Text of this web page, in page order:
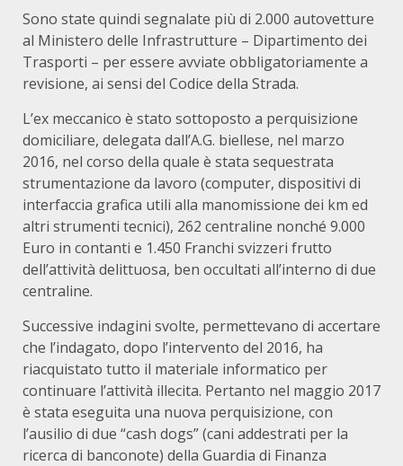
Sono state quindi segnalate più di 2.000 autovetture
al Ministero delle Infrastrutture – Dipartimento dei
Trasporti – per essere avviate obbligatoriamente a
revisione, ai sensi del Codice della Strada.
L’ex meccanico è stato sottoposto a perquisizione
domiciliare, delegata dall’A.G. biellese, nel marzo
2016, nel corso della quale è stata sequestrata
strumentazione da lavoro (computer, dispositivi di
interfaccia grafica utili alla manomissione dei km ed
altri strumenti tecnici), 262 centraline nonché 9.000
Euro in contanti e 1.450 Franchi svizzeri frutto
dell’attività delittuosa, ben occultati all’interno di due
centraline.
Successive indagini svolte, permettevano di accertare
che l’indagato, dopo l’intervento del 2016, ha
riacquistato tutto il materiale informatico per
continuare l’attività illecita. Pertanto nel maggio 2017
è stata eseguita una nuova perquisizione, con
l’ausilio di due “cash dogs” (cani addestrati per la
ricerca di banconote) della Guardia di Finanza